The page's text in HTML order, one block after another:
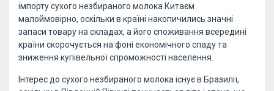
імпорту сухого незбираного молока Китаєм
малоймовірно, оскільки в країні накопичились значні
запаси товару на складах, а його споживання всередині
країни скорочується на фоні економічного спаду та
зниження купівельної спроможності населення.
Інтерес до сухого незбираного молока існує в Бразилії,